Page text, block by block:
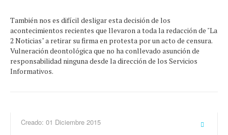
También nos es difícil desligar esta decisión de los
acontecimientos recientes que llevaron a toda la redacción de "La
2 Noticias" a retirar su firma en protesta por un acto de censura.
Vulneración deontológica que no ha conllevado asunción de
responsabilidad ninguna desde la dirección de los Servicios
Informativos.
Creado: 01 Diciembre 2015